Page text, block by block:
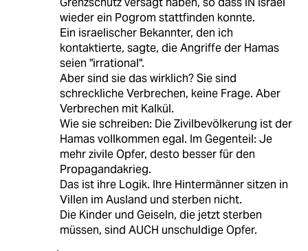
wieder ein Pogrom stattfinden konnte.
Ein israelischer Bekannter, den ich
kontaktierte, sagte, die Angriffe der Hamas
seien "irrational".
Aber sind sie das wirklich? Sie sind
schreckliche Verbrechen, keine Frage. Aber
Verbrechen mit Kalkül.
Wie sie schreiben: Die Zivilbevölkerung ist der
Hamas vollkommen egal. Im Gegenteil: Je
mehr zivile Opfer, desto besser für den
Propagandakrieg.
Das ist ihre Logik. Ihre Hintermänner sitzen in
Villen im Ausland und sterben nicht.
Die Kinder und Geiseln, die jetzt sterben
müssen, sind AUCH unschuldige Opfer.